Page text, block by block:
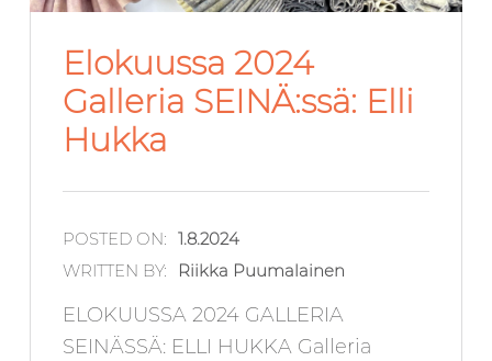
Elokuussa 2024
Galleria SEINÄ:ssä: Elli
Hukka
POSTED ON:
1.8.2024
WRITTEN BY:
Riikka Puumalainen
ELOKUUSSA 2024 GALLERIA
SEINÄSSÄ: ELLI HUKKA Galleria